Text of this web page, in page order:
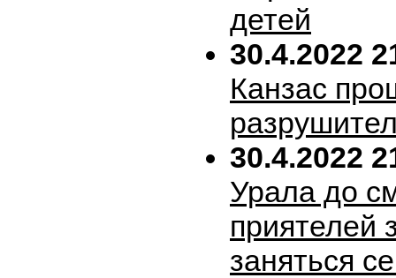
детей
30.4.2022
Канзас
30.4.2022
Урала до
приятелей
заняться